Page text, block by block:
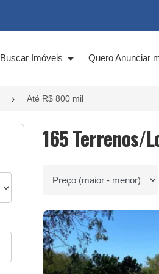
Buscar Imóveis Quero Anunciar
Até R$ 800 mil
165 Terrenos/
Ordenar por